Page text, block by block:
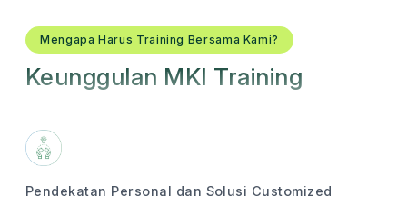
Mengapa Harus Training Bersama Kami?
Keunggulan MKI Training
Pendekatan Personal dan Solusi Customized